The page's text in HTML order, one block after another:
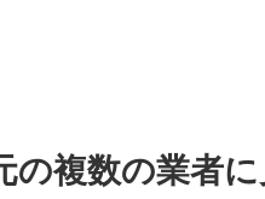
の複数の業者